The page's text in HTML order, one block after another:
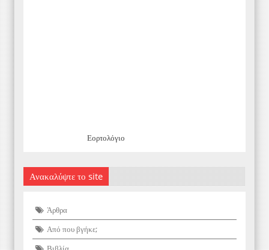
Εορτολόγιο
Ανακαλύψτε το site
Άρθρα
Από που βγήκε;